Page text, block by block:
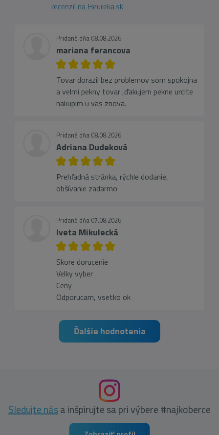
recenzií na Heureka.sk
Pridané dňa 08.08.2026
mariana ferancova
Tovar dorazil bez problemov som spokojna
a velmi pekny tovar ,ďakujem pekne urcite
nakupim u vas znova.
Pridané dňa 08.08.2026
Adriana Dudeková
Prehľadná stránka, rýchle dodanie,
obšívanie zadarmo
Pridané dňa 07.08.2026
Iveta Mikulecká
Skore dorucenie
Velky vyber
Ceny
Odporucam, vsetko ok
Ďalšie hodnotenia
Sledujte nása inšpirujte sa pri výbere #najkoberce